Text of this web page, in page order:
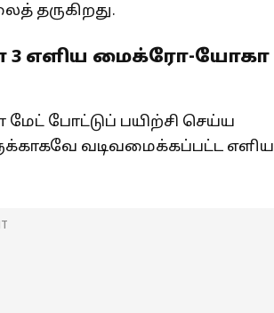
தருகிறது.
3 எளிய மைக்ரோ-யோகா
போட்டுப் பயிற்சி செய்ய
வடிவமைக்கப்பட்ட எளிய